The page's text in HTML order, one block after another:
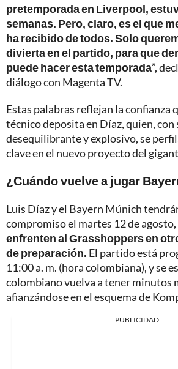
pretemporada en Liverpool,
semanas. Pero, claro, es el que
ha recibido de todos. Solo
divierta en el partido, para que
puede hacer esta temporada”,
diálogo con Magenta TV.
Estas palabras reflejan la confianza
técnico deposita en Díaz, quien, con
desequilibrante y explosivo, se
clave en el nuevo proyecto del
¿Cuándo vuelve a jugar
Luis Díaz y el Bayern Múnich
compromiso el martes 12 de agosto,
enfrenten al Grasshoppers en
de preparación. El partido está
11:00 a. m. (hora colombiana), y se
colombiano vuelva a tener minutos
afianzándose en el esquema de
PUBLICIDAD